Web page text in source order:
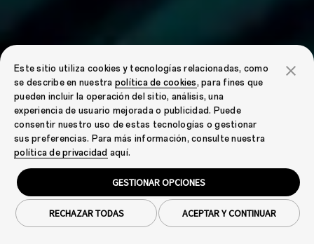
Este sitio utiliza cookies y tecnologías relacionadas, como
se describe en nuestra política de cookies, para fines que
pueden incluir la operación del sitio, análisis, una
experiencia de usuario mejorada o publicidad. Puede
consentir nuestro uso de estas tecnologías o gestionar
sus preferencias. Para más información, consulte nuestra
política de privacidad aquí.
GESTIONAR OPCIONES
ACEPTAR Y CONTINUAR
RECHAZAR TODAS